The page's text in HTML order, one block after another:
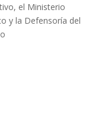
el Ministerio
y la Defensoría del